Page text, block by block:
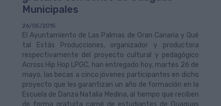
Municipales
26/05/2015
El Ayuntamiento de Las Palmas de Gran Canaria y Qué
tal Estás Producciones, organizador y productora
respectivamente del proyecto cultural y pedagógico
Across Hip Hop LPGC, han entregado hoy, martes 26 de
mayo, las becas a cinco jóvenes participantes en dicho
proyecto que les garantizan un año de formación en la
Escuela de Danza Natalia Medina, al tiempo que reciben
de forma gratuita carné de estudiantes de Guaguas